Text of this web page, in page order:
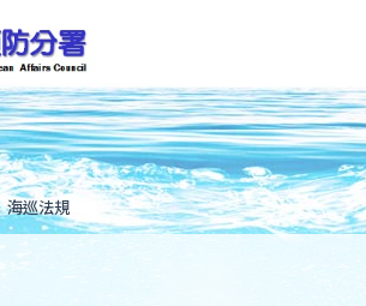
海巡法規